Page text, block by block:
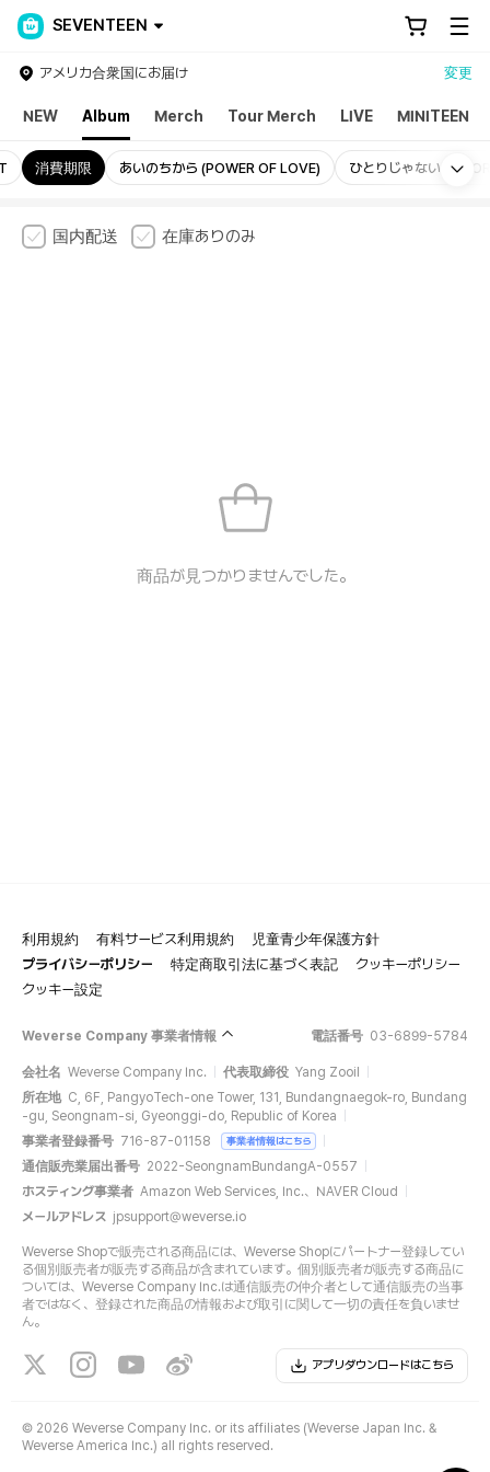
SEVENTEEN
アメリカ合衆国にお届け 変更
NEW Album Merch Tour Merch LIVE MINITEEN
消費期限 あいのちから (POWER OF LOVE) ひとりじゃない
国内配送 在庫ありのみ
商品が見つかりませんでした。
利用規約 有料サービス利用規約
児童青少年保護方針
プライバシーポリシー
特定商取引法に基づく表記
クッキーポリシー
クッキー設定
Weverse Company 事業者情報 電話番号 03-6899-5784
会社名 Weverse Company Inc. 代表取締役 Yang Zooil
所在地 C, 6F, PangyoTech-one Tower, 131, Bundangnaegok-ro, Bundang
-gu, Seongnam-si, Gyeonggi-do, Republic of Korea
事業者登録番号 716-87-01158 事業者情報はこちら
通信販売業届出番号 2022-SeongnamBundangA-0557
ホスティング事業者 Amazon Web Services, Inc.、NAVER Cloud
メールアドレス jpsupport@weverse.io
Weverse Shopで販売される商品には、Weverse Shopにパートナー登録してい
る個別販売者が販売する商品が含まれています。個別販売者が販売する商品に
ついては、Weverse Company Inc.は通信販売の仲介者として通信販売の当事
者ではなく、登録された商品の情報および取引に関して一切の責任を負いませ
ん。
アプリダウンロードはこちら
© 2026 Weverse Company Inc. or its affiliates (Weverse Japan Inc. &
Weverse America Inc.) all rights reserved.